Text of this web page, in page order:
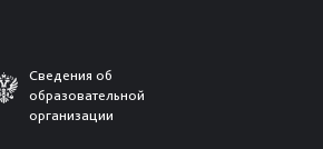
Сведения об
образовательной
организации